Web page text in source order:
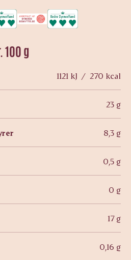
g
1121 kJ / 270 kcal
23 g
8,3 g
0,5 g
0 g
17 g
0,16 g